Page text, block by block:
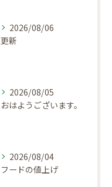
2026/08/06
更新
2026/08/05
おはようございます。
2026/08/04
フードの値上げ